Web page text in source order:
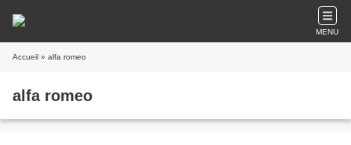
MENU
Accueil » alfa romeo
alfa romeo